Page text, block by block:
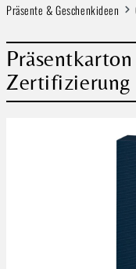
Präsente & Geschenkideen
Zertifizierung
Bildergalerie überspringen